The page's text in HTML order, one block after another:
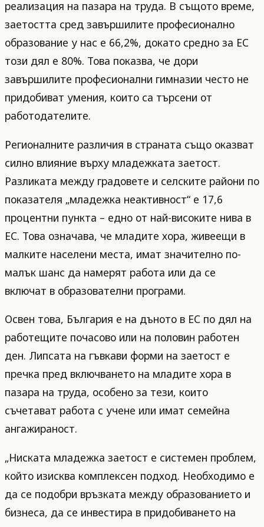
реализация на пазара на труда. В същото време,
заетостта сред завършилите професионално
образование у нас е 66,2%, докато средно за ЕС
този дял е 80%. Това показва, че дори
завършилите професионални гимназии често не
придобиват умения, които са търсени от
работодателите.
Регионалните различия в страната също оказват
силно влияние върху младежката заетост.
Разликата между градовете и селските райони по
показателя „младежка неактивност“ е 17,6
процентни пункта – едно от най-високите нива в
ЕС. Това означава, че младите хора, живеещи в
малките населени места, имат значително по-
малък шанс да намерят работа или да се
включат в образователни програми.
Освен това, България е на дъното в ЕС по дял на
работещите почасово или на половин работен
ден. Липсата на гъвкави форми на заетост е
пречка пред включването на младите хора в
пазара на труда, особено за тези, които
съчетават работа с учене или имат семейна
ангажираност.
„Ниската младежка заетост е системен проблем,
който изисква комплексен подход. Необходимо е
да се подобри връзката между образованието и
бизнеса, да се инвестира в придобиването на